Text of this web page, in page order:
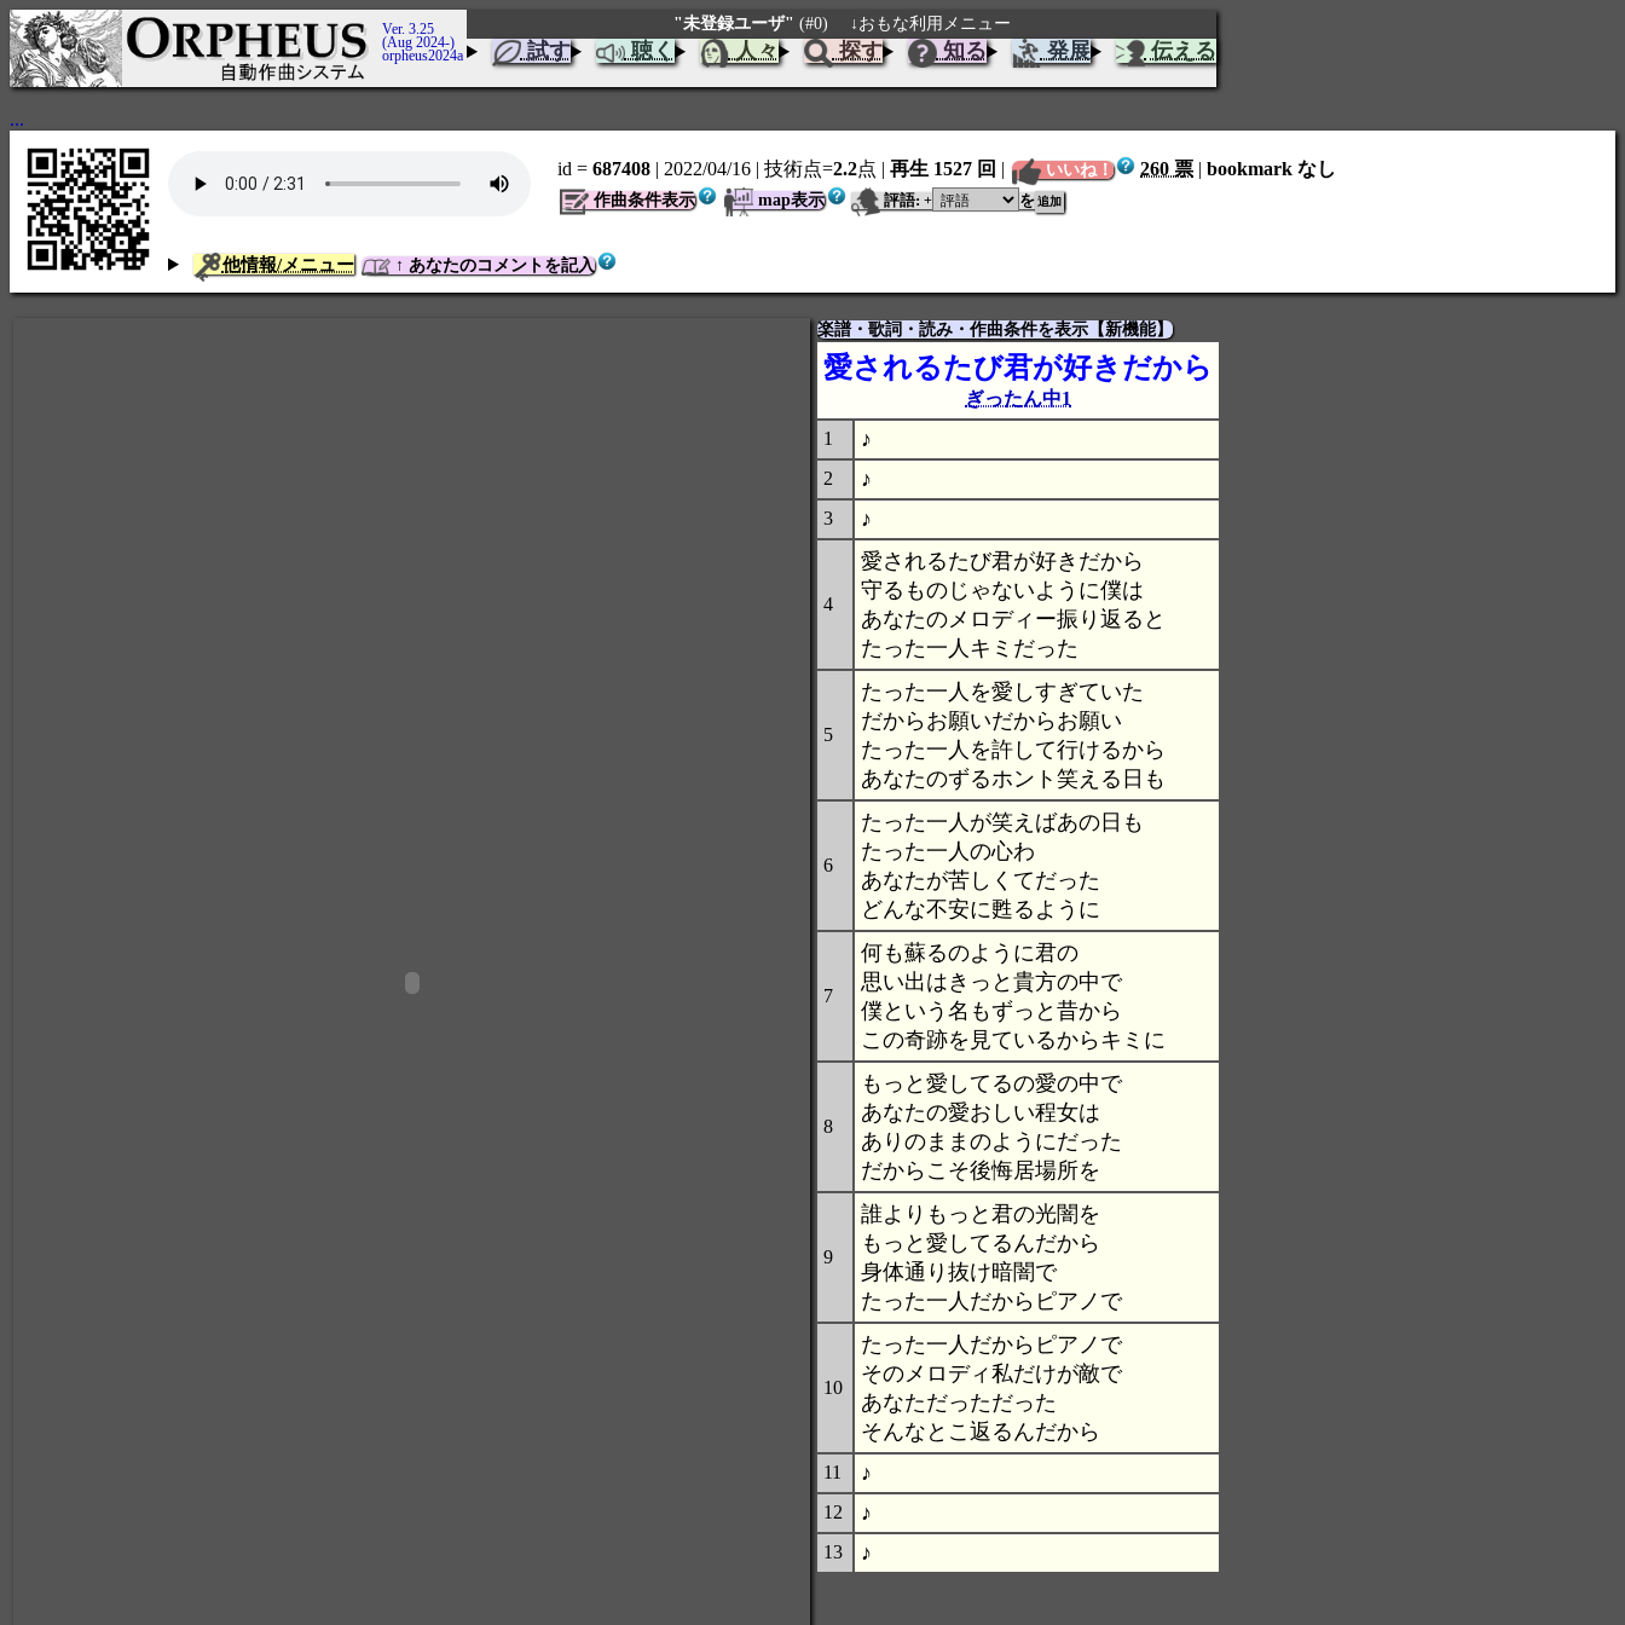
Ver. 3.25
(Aug 2024-)
orpheus2024a
"未登録ユーザ" (#0) ↓おもな利用メニュー
試す 聴く 人々 探す 知る 発展 伝える
...
id = 687408 | 2022/04/16 | 技術点=2.2点 | 再生 1527 回 | いいね！ 260 票 | bookmark なし
作曲条件表示 map表示 評語: + を
他情報/メニュー ↑ あなたのコメントを記入
楽譜・歌詞・読み・作曲条件を表示【新機能】
愛されるたび君が好きだから
ぎったん中1
1
♪
2 ♪
3 ♪
4
愛されるたび君が好きだから
守るものじゃないように僕は
あなたのメロディー振り返ると
たった一人キミだった
5
たった一人を愛しすぎていた
だからお願いだからお願い
たった一人を許して行けるから
あなたのずるホント笑える日も
6
たった一人が笑えばあの日も
たった一人の心わ
あなたが苦しくてだった
どんな不安に甦るように
7
何も蘇るのように君の
思い出はきっと貴方の中で
僕という名もずっと昔から
この奇跡を見ているからキミに
8
もっと愛してるの愛の中で
あなたの愛おしい程女は
ありのままのようにだった
だからこそ後悔居場所を
9
誰よりもっと君の光闇を
もっと愛してるんだから
身体通り抜け暗闇で
たった一人だからピアノで
10
たった一人だからピアノで
そのメロディ私だけが敵で
あなただっただった
そんなとこ返るんだから
11 ♪
12 ♪
13 ♪